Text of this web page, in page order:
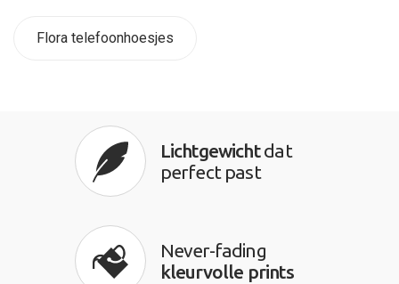
Flora telefoonhoesjes
Lichtgewichtdat
perfect past
Never-fading
kleurvolle prints